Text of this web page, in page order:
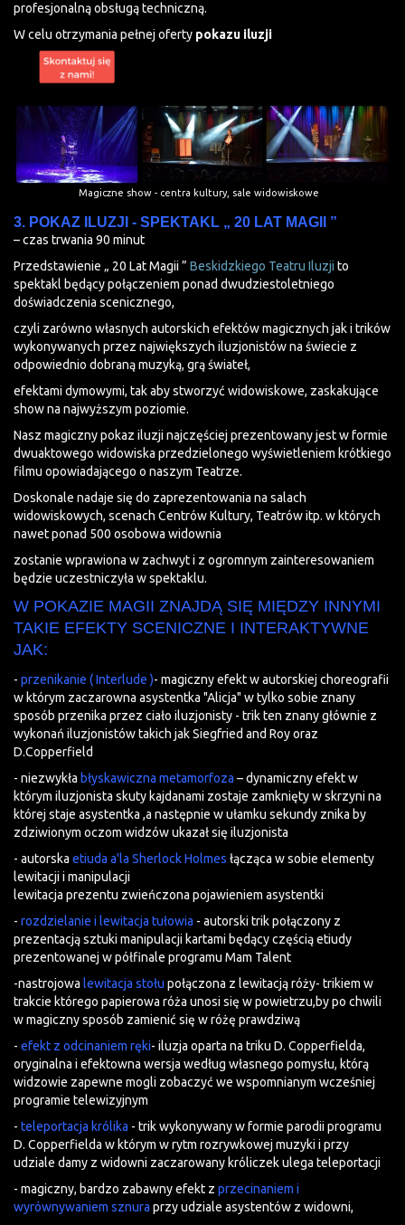
profesjonalną obsługą techniczną.
W celu otrzymania pełnej oferty pokazu iluzji
Magiczne show - centra kultury, sale widowiskowe
3. POKAZ ILUZJI - SPEKTAKL „ 20 LAT MAGII ”
– czas trwania 90 minut
Przedstawienie „ 20 Lat Magii ” Beskidzkiego Teatru Iluzji to
spektakl będący połączeniem ponad dwudziestoletniego
doświadczenia scenicznego,
czyli zarówno własnych autorskich efektów magicznych jak i trików
wykonywanych przez największych iluzjonistów na świecie z
odpowiednio dobraną muzyką, grą świateł,
efektami dymowymi, tak aby stworzyć widowiskowe, zaskakujące
show na najwyższym poziomie.
Nasz magiczny pokaz iluzji najczęściej prezentowany jest w formie
dwuaktowego widowiska przedzielonego wyświetleniem krótkiego
filmu opowiadającego o naszym Teatrze.
Doskonale nadaje się do zaprezentowania na salach
widowiskowych, scenach Centrów Kultury, Teatrów itp. w których
nawet ponad 500 osobowa widownia
zostanie wprawiona w zachwyt i z ogromnym zainteresowaniem
będzie uczestniczyła w spektaklu.
W POKAZIE MAGII ZNAJDĄ SIĘ MIĘDZY INNYMI
TAKIE EFEKTY SCENICZNE I INTERAKTYWNE
JAK:
- przenikanie ( Interlude )- magiczny efekt w autorskiej choreografii
w którym zaczarowna asystentka "Alicja" w tylko sobie znany
sposób przenika przez ciało iluzjonisty - trik ten znany głównie z
wykonań iluzjonistów takich jak Siegfried and Roy oraz
D.Copperfield
- niezwykła błyskawiczna metamorfoza – dynamiczny efekt w
którym iluzjonista skuty kajdanami zostaje zamknięty w skrzyni na
której staje asystentka ,a następnie w ułamku sekundy znika by
zdziwionym oczom widzów ukazał się iluzjonista
- autorska etiuda a'la Sherlock Holmes łącząca w sobie elementy
lewitacji i manipulacji
lewitacja prezentu zwieńczona pojawieniem asystentki
- rozdzielanie i lewitacja tułowia - autorski trik połączony z
prezentacją sztuki manipulacji kartami będący częścią etiudy
prezentowanej w półfinale programu Mam Talent
-nastrojowa lewitacja stołu połączona z lewitacją róży- trikiem w
trakcie którego papierowa róża unosi się w powietrzu,by po chwili
w magiczny sposób zamienić się w różę prawdziwą
- efekt z odcinaniem ręki- iluzja oparta na triku D. Copperfielda,
oryginalna i efektowna wersja według własnego pomysłu, którą
widzowie zapewne mogli zobaczyć we wspomnianym wcześniej
programie telewizyjnym
- teleportacja królika - trik wykonywany w formie parodii programu
D. Copperfielda w którym w rytm rozrywkowej muzyki i przy
udziale damy z widowni zaczarowany króliczek ulega teleportacji
- magiczny, bardzo zabawny efekt z przecinaniem i
wyrównywaniem sznura przy udziale asystentów z widowni,